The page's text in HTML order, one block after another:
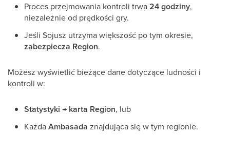
Proces przejmowania kontroli trwa24 godziny,
niezależnie od prędkości gry.
Jeśli Sojusz utrzyma większość po tym okresie,
zabezpiecza Region.
Możesz wyświetlić bieżące dane dotyczące ludności i
kontroli w:
Statystyki → karta Region, lub
KażdaAmbasada znajdująca się w tym regionie.